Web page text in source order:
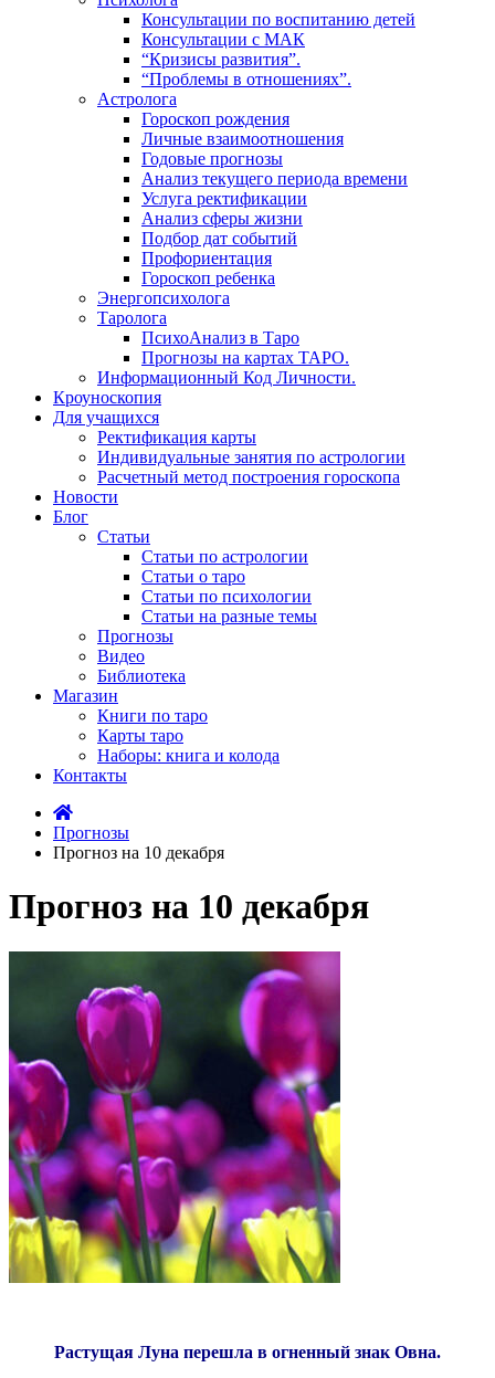
Консультации по воспитанию детей
Консультации с МАК
“Кризисы развития”.
“Проблемы в отношениях”.
Астролога
Гороскоп рождения
Личные взаимоотношения
Годовые прогнозы
Анализ текущего периода времени
Услуга ректификации
Анализ сферы жизни
Подбор дат событий
Профориентация
Гороскоп ребенка
Энергопсихолога
Таролога
ПсихоАнализ в Таро
Прогнозы на картах ТАРО.
Информационный Код Личности.
Кроуноскопия
Для учащихся
Ректификация карты
Индивидуальные занятия по астрологии
Расчетный метод построения гороскопа
Новости
Блог
Статьи
Статьи по астрологии
Статьи о таро
Статьи по психологии
Статьи на разные темы
Прогнозы
Видео
Библиотека
Магазин
Книги по таро
Карты таро
Наборы: книга и колода
Контакты
Прогнозы
Прогноз на 10 декабря
Прогноз на 10 декабря
Растущая Луна перешла в огненный знак Овна.